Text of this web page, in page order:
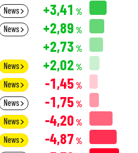
News +3,41 %
News +2,89 %
+2,73 %
News +2,02 %
News -1,45 %
News -1,75 %
News -4,20 %
News -4,87 %